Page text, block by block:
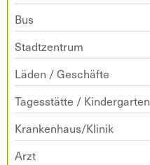
Bus
Stadtzentrum
Läden / Geschäfte
Tagesstätte / Kindergarten
Krankenhaus/Klinik
Arzt